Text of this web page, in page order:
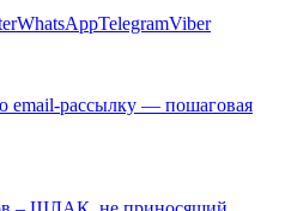
WhatsAppTelegramViber
email-рассылку — пошаговая